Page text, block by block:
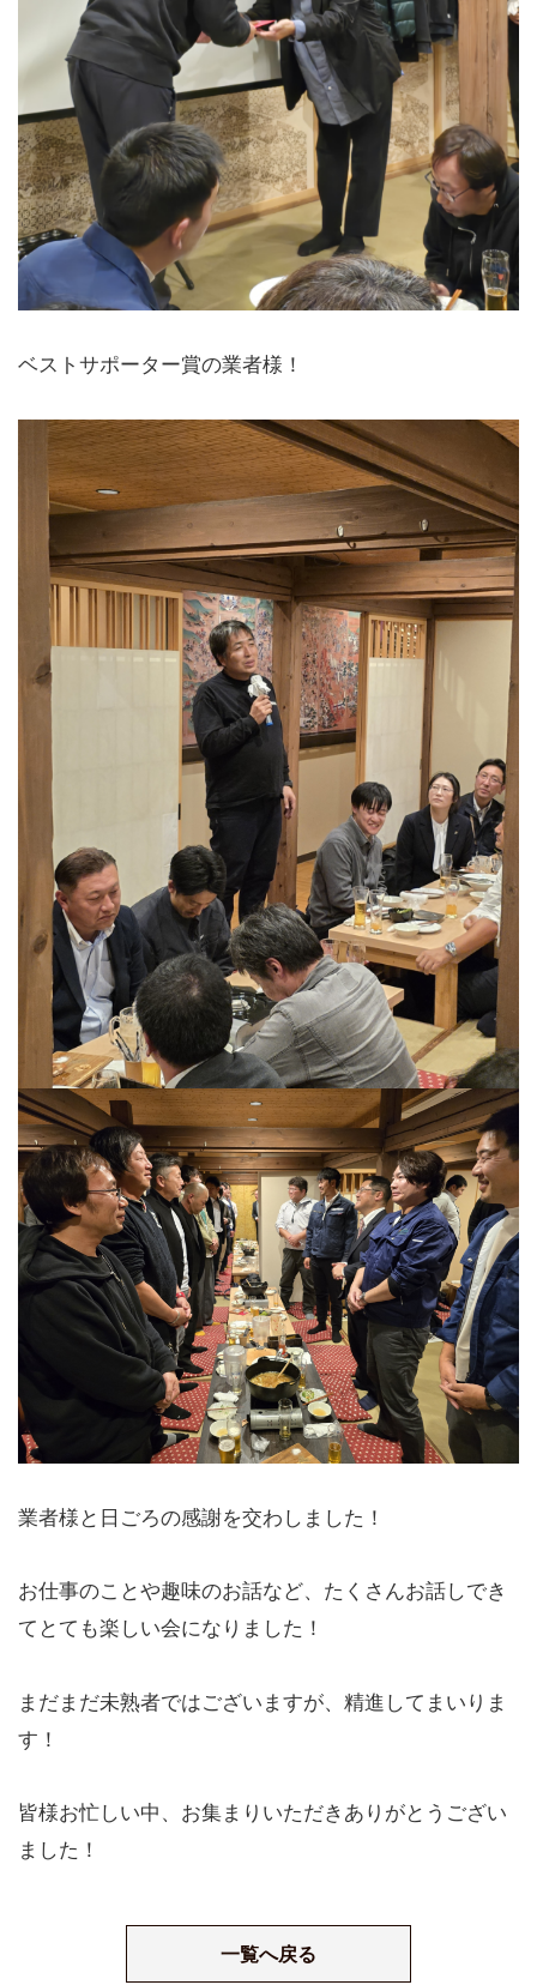
ベストサポーター賞の業者様！
業者様と日ごろの感謝を交わしました！
お仕事のことや趣味のお話など、たくさんお話しでき
てとても楽しい会になりました！
まだまだ未熟者ではございますが、精進してまいりま
す！
皆様お忙しい中、お集まりいただきありがとうござい
ました！
一覧へ戻る